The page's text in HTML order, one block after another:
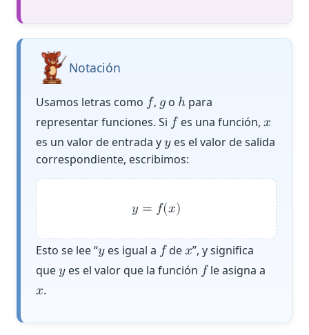
Notación
Usamos letras como 𝑓, 𝑔o ℎ para
representar funciones. Si 𝑓es una función, 𝑥
es un valor de entrada y𝑦es el valor de salida
correspondiente, escribimos:
𝑦 = 𝑓(𝑥)
Esto se lee “𝑦es igual a 𝑓de𝑥”, y significa
que𝑦es el valor que la función 𝑓le asigna a
𝑥.